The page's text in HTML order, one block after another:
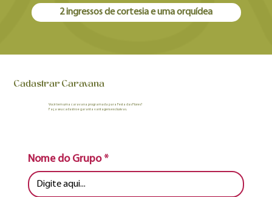
2 ingressos de cortesia e uma orquídea
Cadastrar Caravana
Você tem uma caravana programada para Festa das Flores?
Faça seu cadastro e garanta vantagens exclusivas.
Nome do Grupo *